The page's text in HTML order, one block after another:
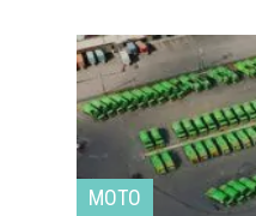
MOTO